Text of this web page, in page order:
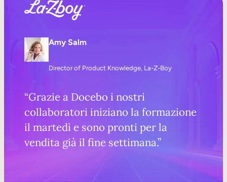
Amy Salm
Director of Product Knowledge, La-Z-Boy
“Grazie a Docebo i nostri
collaboratori iniziano la formazione
il martedì e sono pronti per la
vendita già il fine settimana.”